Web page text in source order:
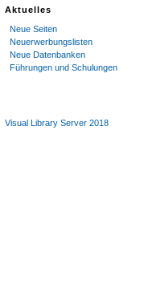
Aktuelles
Neue Seiten
Neuerwerbungslisten
Neue Datenbanken
Führungen und Schulungen
Visual Library Server 2018